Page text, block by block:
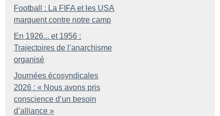
Football : La FIFA et les USA
marquent contre notre camp
En 1926... et 1956 :
Trajectoires de l’anarchisme
organisé
Journées écosyndicales
2026 : « Nous avons pris
conscience d’un besoin
d’alliance »